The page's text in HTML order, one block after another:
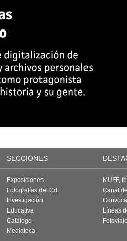
SECCIONES
Exposiciones
Fotografías del CdF
Investigación
Educativa
Catálogo
Mediateca
MUFF,
Canal
Líneas